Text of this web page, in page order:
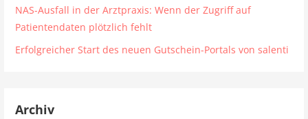
NAS-Ausfall in der Arztpraxis: Wenn der Zugriff auf
Patientendaten plötzlich fehlt
Erfolgreicher Start des neuen Gutschein-Portals von salenti
Archiv